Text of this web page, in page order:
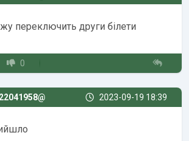
переключить други білети
0
2023-09-19 18:39